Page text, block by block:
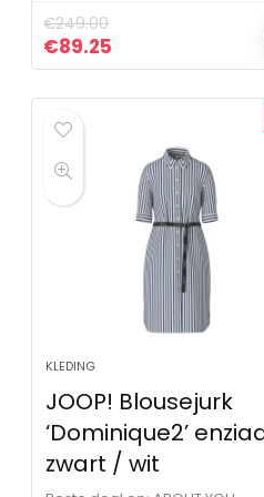
€249.00
Oorspronkelijke prijs
€89.25 Huidige prijs is:
KLEDING
JOOP! Blousejurk
‘Dominique2’
zwart / wit